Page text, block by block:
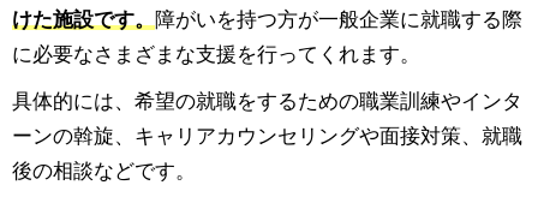
けた施設です。 障がいを持つ方が一般企業に就職する際
に必要なさまざまな支援を行ってくれます。
具体的には、希望の就職をするための職業訓練やインタ
ーンの斡旋、キャリアカウンセリングや面接対策、就職
後の相談などです。